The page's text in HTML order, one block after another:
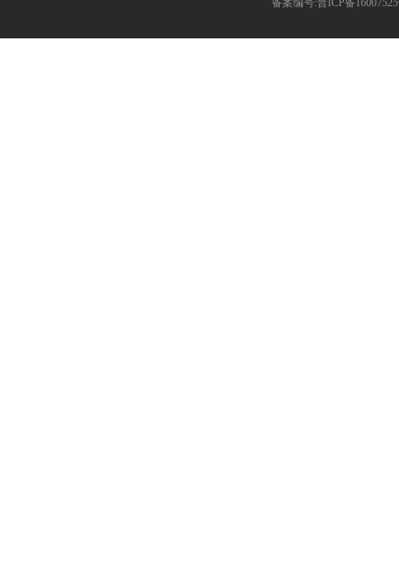
备案编号:晋ICP备